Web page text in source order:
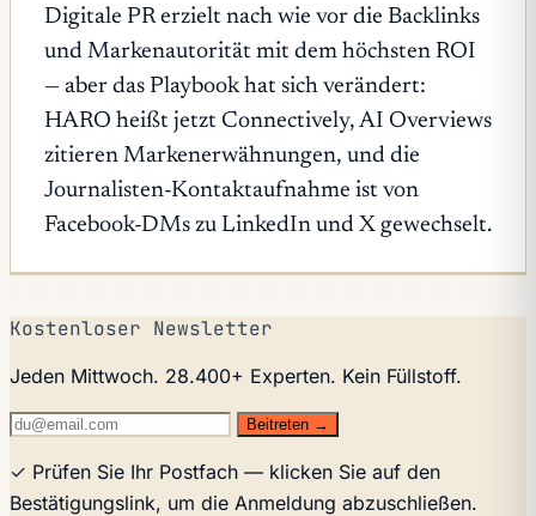
Digitale PR erzielt nach wie vor die Backlinks
und Markenautorität mit dem höchsten ROI
— aber das Playbook hat sich verändert:
HARO heißt jetzt Connectively, AI Overviews
zitieren Markenerwähnungen, und die
Journalisten-Kontaktaufnahme ist von
Facebook-DMs zu LinkedIn und X gewechselt.
Kostenloser Newsletter
Jeden Mittwoch. 28.400+ Experten. Kein Füllstoff.
Beitreten →
✓ Prüfen Sie Ihr Postfach — klicken Sie auf den
Bestätigungslink, um die Anmeldung abzuschließen.